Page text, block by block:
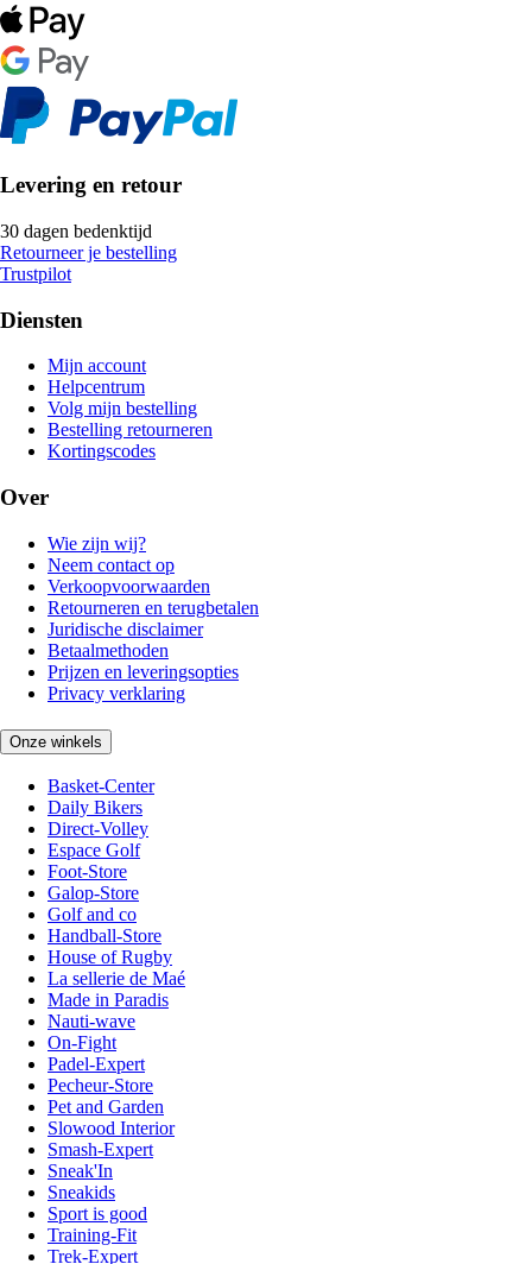
Levering en retour
30 dagen bedenktijd
Retourneer je bestelling
Trustpilot
Diensten
Mijn account
Helpcentrum
Volg mijn bestelling
Bestelling retourneren
Kortingscodes
Over
Wie zijn wij?
Neem contact op
Verkoopvoorwaarden
Retourneren en terugbetalen
Juridische disclaimer
Betaalmethoden
Prijzen en leveringsopties
Privacy verklaring
Onze winkels
Basket-Center
Daily Bikers
Direct-Volley
Espace Golf
Foot-Store
Galop-Store
Golf and co
Handball-Store
House of Rugby
La sellerie de Maé
Made in Paradis
Nauti-wave
On-Fight
Padel-Expert
Pecheur-Store
Pet and Garden
Slowood Interior
Smash-Expert
Sneak'In
Sneakids
Sport is good
Training-Fit
Trek-Expert